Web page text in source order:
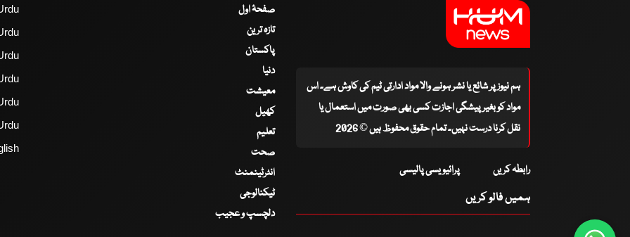
ہم نیوز پر شائع یا نشر ہونے والا مواد ادارتی ٹیم کی کاوش ہے۔ اس
مواد کو بغیر پیشگی اجازت کسی بھی صورت میں استعمال یا
نقل کرنا درست نہیں۔ تمام حقوق محفوظ ہیں © 2026
رابطہ کریں پرائیویسی پالیسی
ہمیں فالو کریں
صفحۂ اول
تازہ ترین
پاکستان
دنیا
معیشت
کھیل
تعلیم
صحت
انٹرٹینمنٹ
ٹیکنالوجی
دلچسپ و عجیب